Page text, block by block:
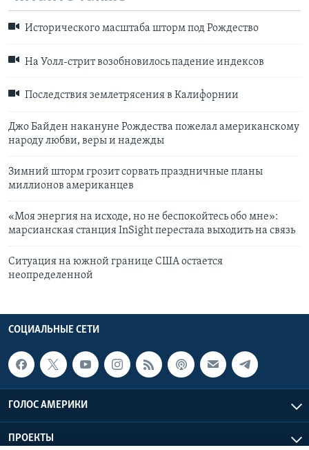
Исторического масштаба шторм под Рождество
На Уолл-стрит возобновилось падение индексов
Последствия землетрясения в Калифорнии
Джо Байден накануне Рождества пожелал американскому
народу любви, веры и надежды
Зимний шторм грозит сорвать праздничные планы
миллионов американцев
«Моя энергия на исходе, но не беспокойтесь обо мне»:
марсианская станция InSight перестала выходить на связь
Ситуация на южной границе США остается
неопределенной
СОЦИАЛЬНЫЕ СЕТИ
ГОЛОС АМЕРИКИ
ПРОЕКТЫ